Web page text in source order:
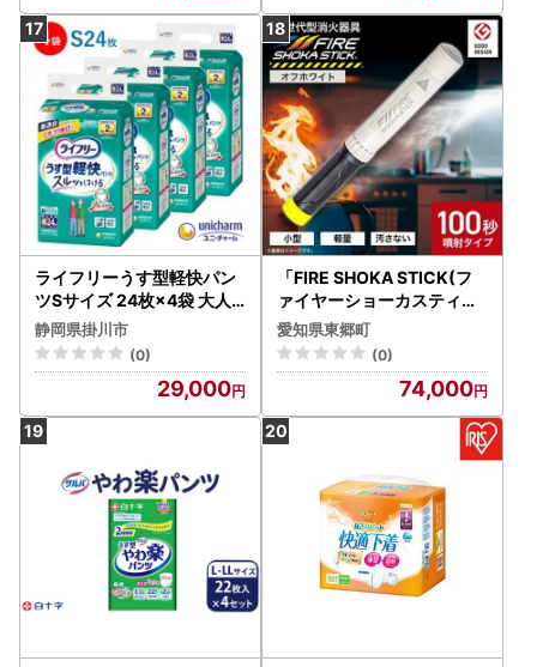
ライフリーうす型軽快パン
ツSサイズ 24枚×4袋 大人
用おむつ【配送不可地域：
離島・北海道・沖縄県】【1
494363】
静岡県掛川市
(0)
29,000
「FIRE SHOKA STICK(フ
ァイヤーショーカスティッ
ク)」100秒 オフホワイト
【配送不可地域：沖縄県】
【1577010】
愛知県東郷町
(0)
74,000